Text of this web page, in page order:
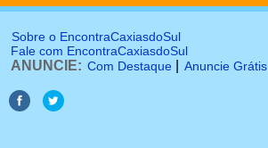
Sobre o EncontraCaxiasdoSul
Fale com EncontraCaxiasdoSul
ANUNCIE: Com Destaque Anuncie Grátis